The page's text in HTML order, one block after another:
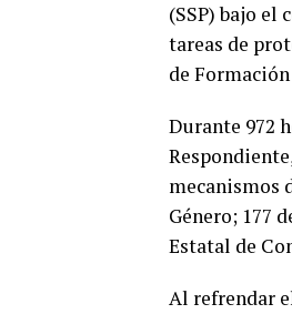
(SSP) bajo el
tareas de
de
Durante 972
mecanismos
Género; 177
Estatal de
Al refrendar